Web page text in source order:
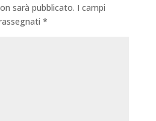
sarà pubblicato. I campi
*